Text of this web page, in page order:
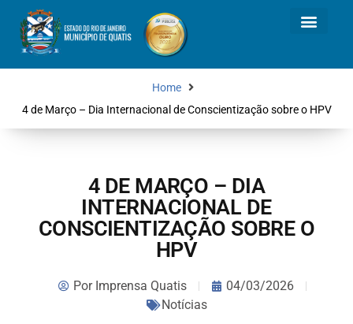
Home
4 de Março – Dia Internacional de Conscientização sobre o HPV
4 DE MARÇO – DIA
INTERNACIONAL DE
CONSCIENTIZAÇÃO SOBRE O
HPV
PorImprensa Quatis
04/03/2026
Notícias